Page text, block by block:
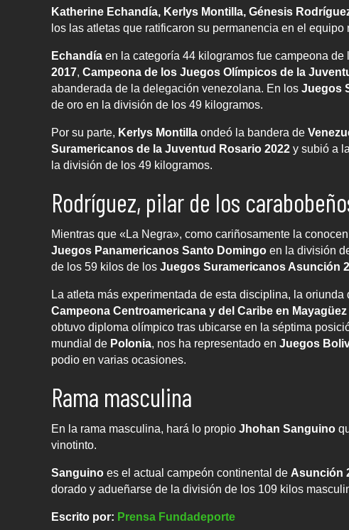
Katherine Echandía, Kerlys Montilla, Génesis
los las atletas que ratificaron su permanencia en el
Echandía en la categoría 44 kilogramos fue campeona de
2017, Campeona de los Juegos Olímpicos de la
abanderada de la delegación venezolana. En los Juegos
de oro en la división de los 49 kilogramos.
Por su parte, Kerlys Montilla ondeó la bandera de
Suramericanos de la Juventud Rosario 2022 y subió a
la división de los 49 kilogramos.
Rodríguez, pilar de los
Mientras que «La Negra», como cariñosamente la
Juegos Panamericanos Santo Domingo en la división
de los 59 kilos de los Juegos Suramericanos Asunción
La atleta más experimentada de esta disciplina, la oriunda
Campeona Centroamericana y del Caribe en Mayagüez
obtuvo diploma olímpico tras ubicarse en la séptima
mundial de Polonia, nos ha representado en Juegos
podio en varias ocasiones.
Rama masculina
En la rama masculina, hará lo propio Jhohan Sanguino
vinotinto.
Sanguino es el actual campeón continental de Asunción
dorado y adueñarse de la división de los 109 kilos
Escrito por: Prensa Fundadeporte